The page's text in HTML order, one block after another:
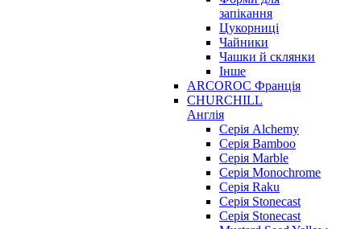
запікання
Цукорниці
Чайники
Чашки й склянки
Інше
ARCOROC Франція
CHURCHILL
Англія
Серія Alchemy
Серія Bamboo
Серія Marble
Серія Monochrome
Серія Raku
Серія Stonecast
Серія Stonecast